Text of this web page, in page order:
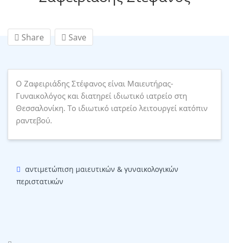
Share Save
Ο Ζαφειριάδης Στέφανος είναι Μαιευτήρας-
Γυναικολόγος και διατηρεί ιδιωτικό ιατρείο στη
Θεσσαλονίκη. Το ιδιωτικό ιατρείο λειτουργεί κατόπιν
ραντεβού.
αντιμετώπιση μαιευτικών & γυναικολογικών
περιστατικών